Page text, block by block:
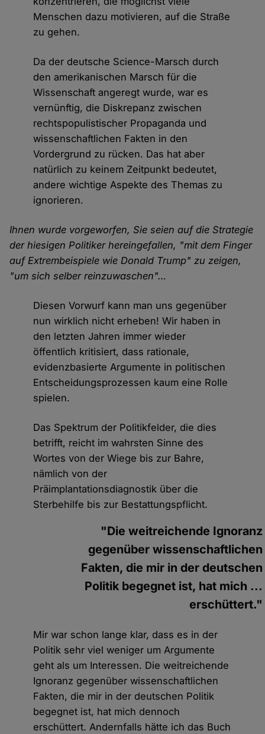
Menschen dazu motivieren, auf die Straße
zu gehen.
Da der deutsche Science-Marsch durch
den amerikanischen Marsch für die
Wissenschaft angeregt wurde, war es
vernünftig, die Diskrepanz zwischen
rechtspopulistischer Propaganda und
wissenschaftlichen Fakten in den
Vordergrund zu rücken. Das hat aber
natürlich zu keinem Zeitpunkt bedeutet,
andere wichtige Aspekte des Themas zu
ignorieren.
Ihnen wurde vorgeworfen, Sie seien auf die Strategie
der hiesigen Politiker hereingefallen, "mit dem Finger
auf Extrembeispiele wie Donald Trump" zu zeigen,
"um sich selber reinzuwaschen"…
Diesen Vorwurf kann man uns gegenüber
nun wirklich nicht erheben! Wir haben in
den letzten Jahren immer wieder
öffentlich kritisiert, dass rationale,
evidenzbasierte Argumente in politischen
Entscheidungsprozessen kaum eine Rolle
spielen.
Das Spektrum der Politikfelder, die dies
betrifft, reicht im wahrsten Sinne des
Wortes von der Wiege bis zur Bahre,
nämlich von der
Präimplantationsdiagnostik über die
Sterbehilfe bis zur Bestattungspflicht.
"Die weitreichende Ignoranz
gegenüber wissenschaftlichen
Fakten, die mir in der deutschen
Politik begegnet ist, hat mich ...
erschüttert."
Mir war schon lange klar, dass es in der
Politik sehr viel weniger um Argumente
geht als um Interessen. Die weitreichende
Ignoranz gegenüber wissenschaftlichen
Fakten, die mir in der deutschen Politik
begegnet ist, hat mich dennoch
erschüttert. Andernfalls hätte ich das Buch